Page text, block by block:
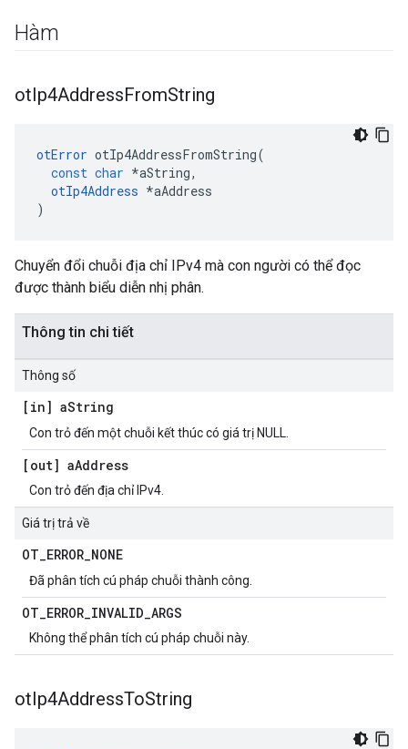
Hàm
otIp4AddressFromString
otError otIp4AddressFromString(
const char *aString,
otIp4Address *aAddress
)
Chuyển đổi chuỗi địa chỉ IPv4 mà con người có thể đọc
được thành biểu diễn nhị phân.
Thông tin chi tiết
Thông số
[in] aString
Con trỏ đến một chuỗi kết thúc có giá trị NULL.
[out] aAddress
Con trỏ đến địa chỉ IPv4.
Giá trị trả về
OT_ERROR_NONE
Đã phân tích cú pháp chuỗi thành công.
OT_ERROR_INVALID_ARGS
Không thể phân tích cú pháp chuỗi này.
otIp4AddressToString